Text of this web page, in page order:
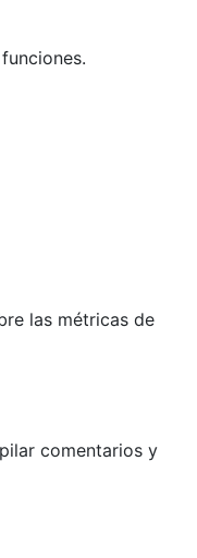
las métricas de
comentarios y